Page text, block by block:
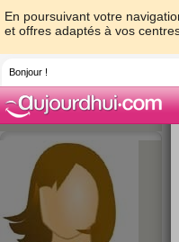
En poursuivant votre
et offres adaptés à vos
Bonjour !